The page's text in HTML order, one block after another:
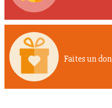
Faites un don